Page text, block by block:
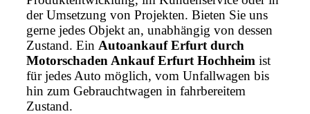
der Umsetzung von Projekten. Bieten Sie uns
gerne jedes Objekt an, unabhängig von dessen
Zustand. Ein Autoankauf Erfurt durch
Motorschaden Ankauf Erfurt Hochheim ist
für jedes Auto möglich, vom Unfallwagen bis
hin zum Gebrauchtwagen in fahrbereitem
Zustand.